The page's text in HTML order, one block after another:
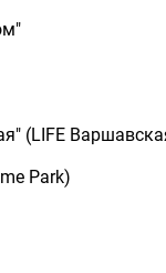
(LIFE
Park)